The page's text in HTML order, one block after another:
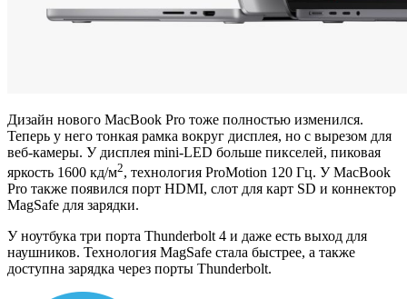
Дизайн нового MacBook Pro тоже полностью изменился.
Теперь у него тонкая рамка вокруг дисплея, но с вырезом для
веб-камеры. У дисплея mini-LED больше пикселей, пиковая
яркость 1600 кд/м2, технология ProMotion 120 Гц. У MacBook
Pro также появился порт HDMI, слот для карт SD и коннектор
MagSafe для зарядки.
У ноутбука три порта Thunderbolt 4 и даже есть выход для
наушников. Технология MagSafe стала быстрее, а также
доступна зарядка через порты Thunderbolt.